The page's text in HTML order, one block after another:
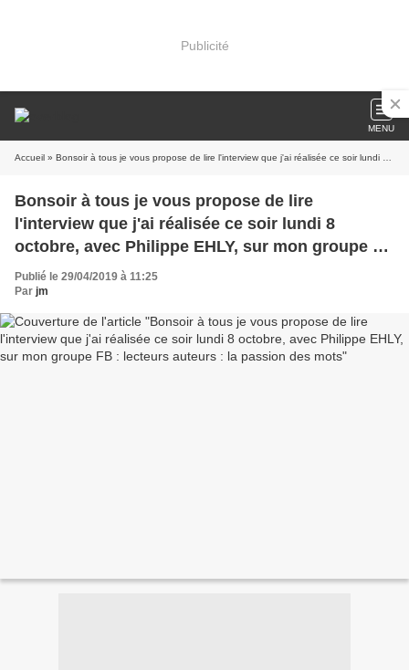
Publicité
MENU
Accueil » Bonsoir à tous je vous propose de lire l'interview que j'ai réalisée ce soir lundi 8 octobre, avec Philippe EHLY, sur mon groupe FB : lecteurs auteurs : la passion des mots
Bonsoir à tous je vous propose de lire
l'interview que j'ai réalisée ce soir lundi 8
octobre, avec Philippe EHLY, sur mon groupe FB
: lecteurs auteurs : la passion des mots
Publié le 29/04/2019 à 11:25
Par jm